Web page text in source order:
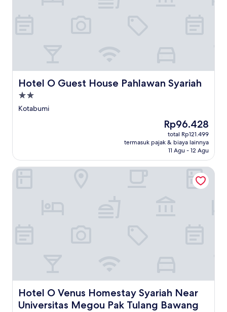
Hotel O Guest House Pahlawan Syariah
Hotel O Guest House Pahlawan Syariah
Properti
bintang
Kotabumi
Harga
sekarang
Rp96.428
Rp96.428
total Rp121.499
termasuk pajak & biaya lainnya
11 Agu - 12 Agu
Hotel O Venus Homestay Syariah Near
Universitas Megou Pak Tulang Bawang
Hotel O Venus Homestay Syariah Near Universitas
Hotel O Venus Homestay Syariah Near Universitas Megou